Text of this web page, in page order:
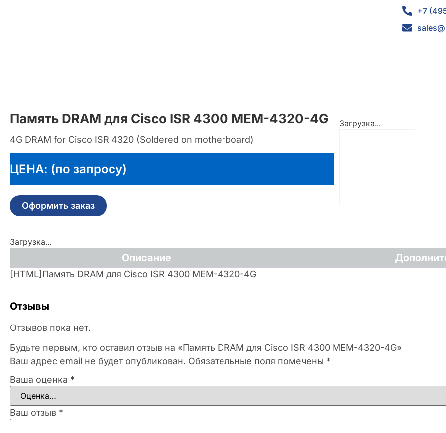
+7
Память DRAM для Cisco ISR 4300 MEM-4320-4G
4G DRAM for Cisco ISR 4320 (Soldered on motherboard)
ЦЕНА: (по запросу)
Оформить заказ
Загрузка...
Загрузка...
Описание
[HTML]Память DRAM для Cisco ISR 4300 MEM-4320-4G
Отзывы
Отзывов пока нет.
Будьте первым, кто оставил отзыв на «Память DRAM для Cisco ISR 4300 MEM-4320-4G»
Ваш адрес email не будет опубликован. Обязательные поля помечены *
Ваша оценка *
Ваш отзыв *